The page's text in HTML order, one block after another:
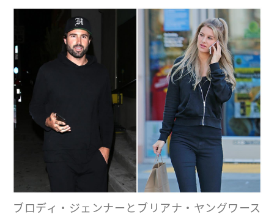
ブロディ・ジェンナーとブリアナ・ヤングワース